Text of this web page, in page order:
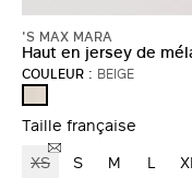
'S MAX MARA
Haut en jersey de
COULEUR : BEIGE
Taille française
XS S M L